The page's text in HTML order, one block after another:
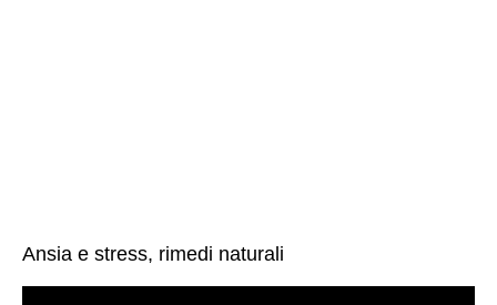
Ansia e stress, rimedi naturali